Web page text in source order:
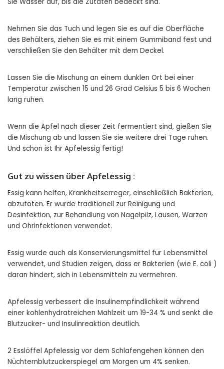
Nehmen Sie das Tuch und legen Sie es auf die Oberfläche
des Behälters, ziehen Sie es mit einem Gummiband fest und
verschließen Sie den Behälter mit dem Deckel.
Lassen Sie die Mischung an einem dunklen Ort bei einer
Temperatur zwischen 15 und 26 Grad Celsius 5 bis 6 Wochen
lang ruhen.
Wenn die Äpfel nach dieser Zeit fermentiert sind, gießen Sie
die Mischung ab und lassen Sie sie weitere drei Tage ruhen.
Und schon ist Ihr Apfelessig fertig!
Gut zu wissen über Apfelessig :
Essig kann helfen, Krankheitserreger, einschließlich Bakterien,
abzutöten. Er wurde traditionell zur Reinigung und
Desinfektion, zur Behandlung von Nagelpilz, Läusen, Warzen
und Ohrinfektionen verwendet.
Essig wurde auch als Konservierungsmittel für Lebensmittel
verwendet, und Studien zeigen, dass er Bakterien (wie E. coli )
daran hindert, sich in Lebensmitteln zu vermehren.
Apfelessig verbessert die Insulinempfindlichkeit während
einer kohlenhydratreichen Mahlzeit um 19-34 % und senkt die
Blutzucker- und Insulinreaktion deutlich.
2 Esslöffel Apfelessig vor dem Schlafengehen können den
Nüchternblutzuckerspiegel am Morgen um 4% senken.